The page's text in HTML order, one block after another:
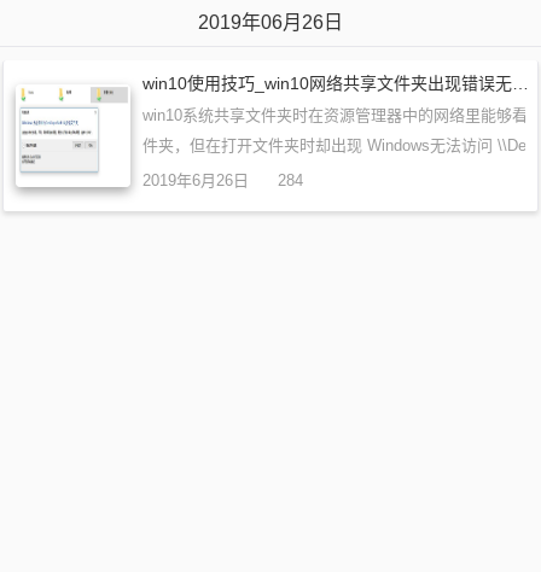
2019年06月26日
win10系统共享文件夹时在资源管理器中的网络里能够看
件夹，但在打开文件夹时却出现 Windows无法访问
\新建文件夹 请检查名称的拼写。否则，网络可能有问题
2019年6月26日 284